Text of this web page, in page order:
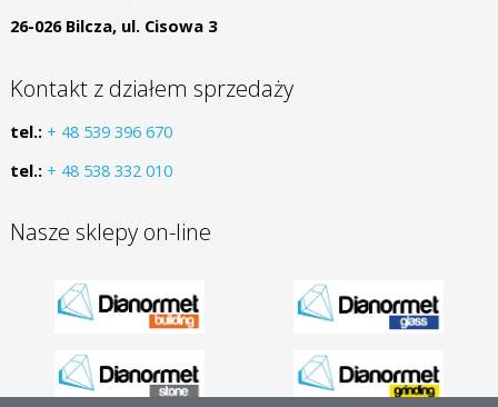
26-026 Bilcza, ul. Cisowa 3
Kontakt z działem sprzedaży
tel.: + 48 539 396 670
tel.: + 48 538 332 010
Nasze sklepy on-line